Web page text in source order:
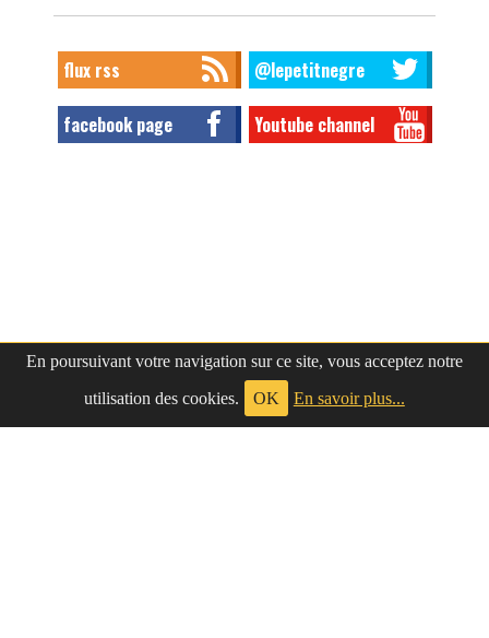
En poursuivant votre navigation sur ce site, vous acceptez notre
utilisation des cookies.
OK En savoir plus...
flux rss @lepetitnegre
facebook page Youtube channel